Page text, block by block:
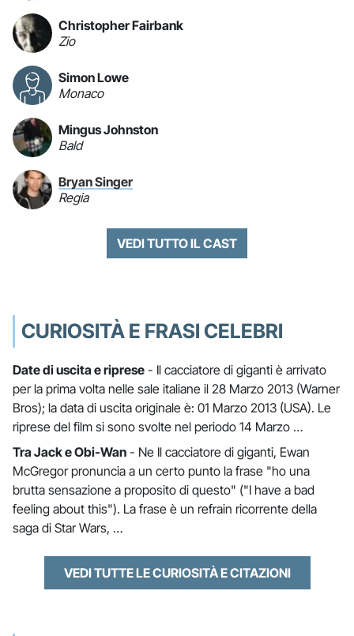
Christopher Fairbank
Zio
Simon Lowe
Monaco
Mingus Johnston
Bald
Bryan Singer
Regia
VEDI TUTTO IL CAST
CURIOSITÀ E FRASI CELEBRI
Date di uscita e riprese - Il cacciatore di giganti è arrivato
per la prima volta nelle sale italiane il 28 Marzo 2013 (Warner
Bros); la data di uscita originale è: 01 Marzo 2013 (USA). Le
riprese del film si sono svolte nel periodo 14 Marzo …
Tra Jack e Obi-Wan - Ne Il cacciatore di giganti, Ewan
McGregor pronuncia a un certo punto la frase "ho una
brutta sensazione a proposito di questo" ("I have a bad
feeling about this"). La frase è un refrain ricorrente della
saga di Star Wars, …
VEDI TUTTE LE CURIOSITÀ E CITAZIONI